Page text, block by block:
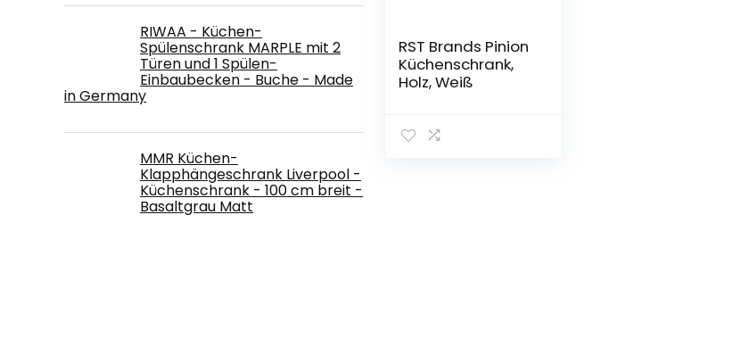
RIWAA - Küchen-
Spülenschrank MARPLE mit 2
Türen und 1 Spülen-
Einbaubecken - Buche - Made
in Germany
MMR Küchen-
Klapphängeschrank Liverpool -
Küchenschrank - 100 cm breit -
Basaltgrau Matt
RST Brands Pinion
Küchenschrank,
Holz, Weiß